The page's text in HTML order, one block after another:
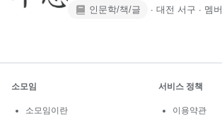
임 취지🌷 따뜻
인문학/책/글 ∙ 대전 서구 ∙ 멤버
소모임
소모임이란
서비스 정책
이용약관